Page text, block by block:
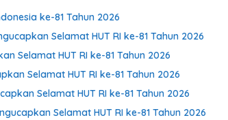
ke-81 Tahun 2026
Selamat HUT RI ke-81 Tahun 2026
Selamat HUT RI ke-81 Tahun 2026
Selamat HUT RI ke-81 Tahun 2026
Selamat HUT RI ke-81 Tahun 2026
Selamat HUT RI ke-81 Tahun 2026